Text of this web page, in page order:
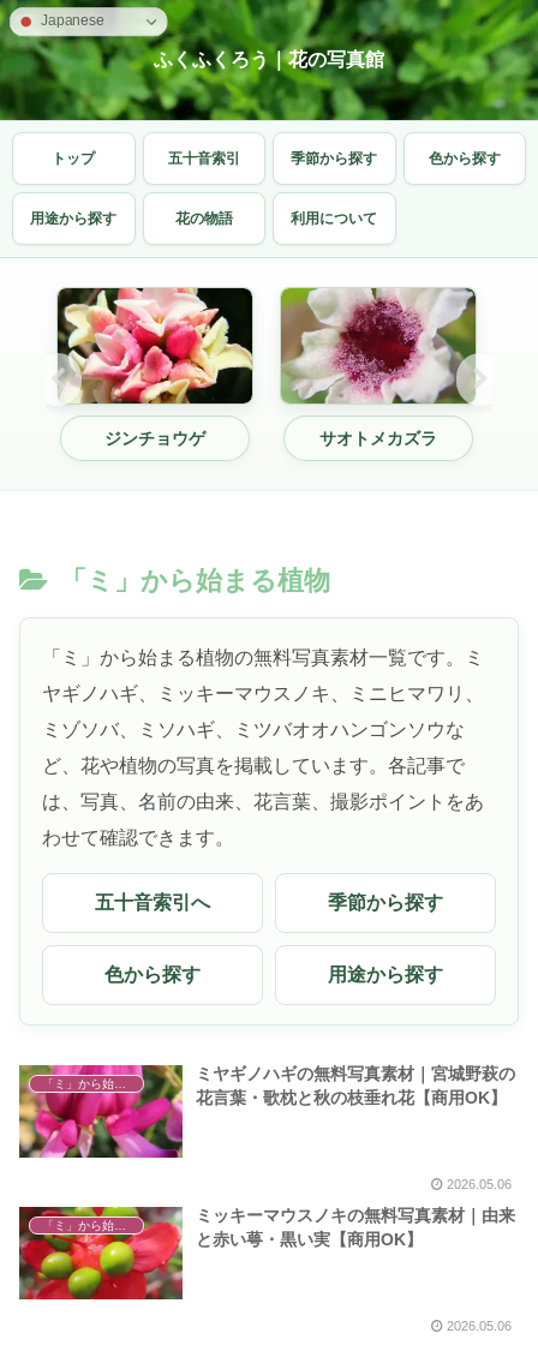
ふくふくろう｜花の写真館
トップ 五十音索引 季節から探す 色から探す
用途から探す 花の物語 利用について
ジンチョウゲ サオトメカズラ
「ミ」から始まる植物
「ミ」から始まる植物の無料写真素材一覧です。ミ
ヤギノハギ、ミッキーマウスノキ、ミニヒマワリ、
ミゾソバ、ミソハギ、ミツバオオハンゴンソウな
ど、花や植物の写真を掲載しています。各記事で
は、写真、名前の由来、花言葉、撮影ポイントをあ
わせて確認できます。
五十音索引へ 季節から探す
色から探す 用途から探す
「ミ」から始まる植物
ミヤギノハギの無料写真素材｜宮城野萩の
花言葉・歌枕と秋の枝垂れ花【商用OK】
2026.05.06
ミッキーマウスノキの無料写真素材｜由来
と赤い萼・黒い実【商用OK】
2026.05.06
Japanese